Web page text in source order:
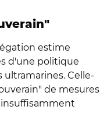
estime
d'une politique
Celle-
de mesures